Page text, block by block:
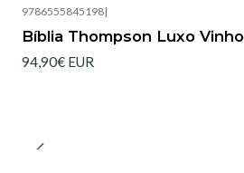
9786555845198|
Bíblia Thompson Luxo Vinho
94,90€ EUR